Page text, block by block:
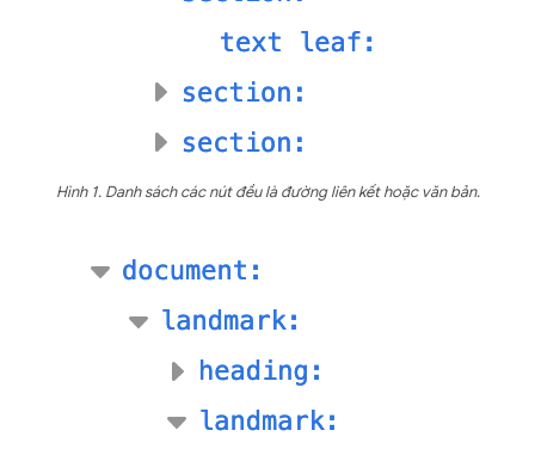
Hình 1. Danh sách các nút đều là đường liên kết hoặc văn bản.